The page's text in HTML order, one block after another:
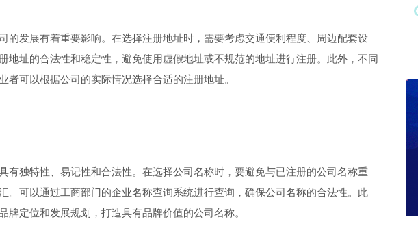
的发展有着重要影响。在选择注册地址时，需要考虑交通便利程度、周边配套设
地址的合法性和稳定性，避免使用虚假地址或不规范的地址进行注册。此外，不同
者可以根据公司的实际情况选择合适的注册地址。
有独特性、易记性和合法性。在选择公司名称时，要避免与已注册的公司名称重
。可以通过工商部门的企业名称查询系统进行查询，确保公司名称的合法性。此
牌定位和发展规划，打造具有品牌价值的公司名称。